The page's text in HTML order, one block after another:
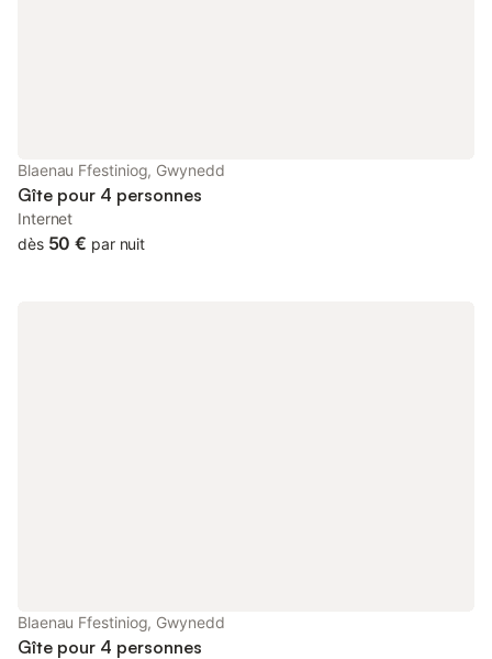
Blaenau Ffestiniog, Gwynedd
Gîte pour 4 personnes
Internet
dès 50 € par nuit
Blaenau Ffestiniog, Gwynedd
Gîte pour 4 personnes